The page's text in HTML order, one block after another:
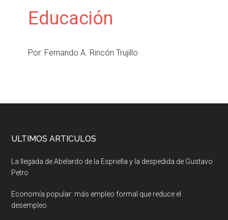
Educación
Por: Fernando A. Rincón Trujillo
ULTIMOS ARTICULOS
La llegada de Abelardo de la Espriella y la despedida de Gustavo
Petro
Economía popular: más empleo formal que reduce el
desempleo